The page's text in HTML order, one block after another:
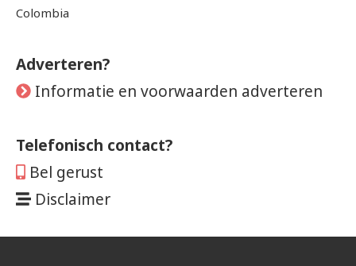
Colombia
Adverteren?
Informatie en voorwaarden adverteren
Telefonisch contact?
Bel gerust
Disclaimer